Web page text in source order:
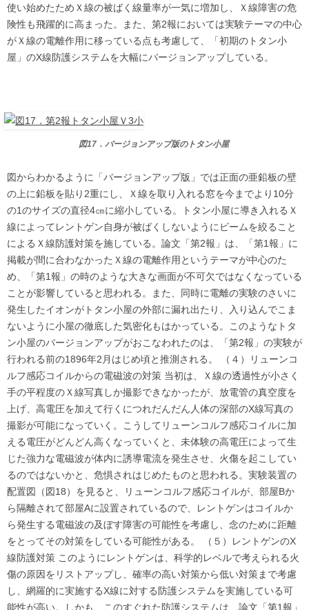
使い始めたためＸ線の被ばく線量率が一気に増加し、Ｘ線障害の危
険性も飛躍的に高まった。また、第2報においては実験テーマの中心
がＸ線の電離作用に移っている点も考慮して、「初期のトタン小
屋」のX線防護システムを大幅にバージョンアップしている。
図17．バージョンアップ版のトタン小屋
図からわかるように「バージョンアップ版」では正面の亜鉛板の壁
の上に鉛板を貼り2重にし、Ｘ線を取り入れる窓を今までより10分
の1のサイズの直径4㎝に縮小している。トタン小屋に導き入れるＸ
線によってレントゲン自身が被ばくしないようにビームを絞ること
によるＸ線防護対策を施している。論文「第2報」は、「第1報」に
掲載が間に合わなかったＸ線の電離作用というテーマが中心のた
め、「第1報」の時のような大きな画面が不可欠ではなくなっている
ことが影響していると思われる。また、同時に電離の実験のさいに
発生したイオンがトタン小屋の外部に漏れ出たり、入り込んでこま
ないように小屋の徹底した気密化もはかっている。このようなトタ
ン小屋のバージョンアップがおこなわれたのは、「第2報」の実験が
行われる前の1896年2月はじめ頃と推測される。 （４）リューンコ
ルフ感応コイルからの電磁波の対策 当初は、Ｘ線の透過性が小さく
手の平程度のＸ線写真しか撮影できなかったが、放電管の真空度を
上げ、高電圧を加えて行くにつれだんだん人体の深部のX線写真の
撮影が可能になっていく。こうしてリューンコルフ感応コイルに加
える電圧がどんどん高くなっていくと、未体験の高電圧によって生
じた強力な電磁波が体内に誘導電流を発生させ、火傷を起こしてい
るのではないかと、危惧されはじめたものと思われる。実験装置の
配置図（図18）を見ると、リューンコルフ感応コイルが、部屋Bか
ら隔離されて部屋Aに設置されているので、レントゲンはコイルか
ら発生する電磁波の及ぼす障害の可能性を考慮し、念のために距離
をとってその対策をしている可能性がある。 （５）レントゲンのX
線防護対策 このようにレントゲンは、科学的レベルで考えられる火
傷の原因をリストアップし、確率の高い対策から低い対策まで考慮
し、網羅的に実施するX線に対する防護システムを実施している可
能性が高い。しかも、このすぐれた防護システムは、論文「第1報」